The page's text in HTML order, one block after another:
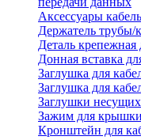
Аксессуары
Держатель трубы/
Деталь
Донная вставка
Заглушка для
Заглушка для
Заглушки
Зажим для
Кронштейн для